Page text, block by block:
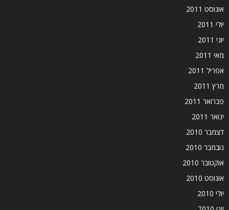
אוגוסט 2011
יולי 2011
יוני 2011
מאי 2011
אפריל 2011
מרץ 2011
פברואר 2011
ינואר 2011
דצמבר 2010
נובמבר 2010
אוקטובר 2010
אוגוסט 2010
יולי 2010